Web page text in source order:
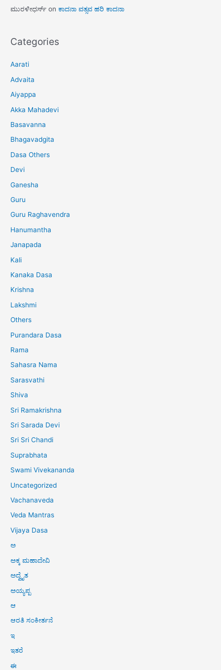
ಮುರಳೀಧರ್ಸ್ onಕಾದನಾ ವತ್ಸವ ಹರಿ ಕಾದನಾ
Categories
Aarati
Advaita
Aiyappa
Akka Mahadevi
Basavanna
Bhagavadgita
Dasa Others
Devi
Ganesha
Guru
Guru Raghavendra
Hanumantha
Janapada
Kali
Kanaka Dasa
Krishna
Lakshmi
Others
Purandara Dasa
Rama
Sahasra Nama
Sarasvathi
Shiva
Sri Ramakrishna
Sri Sarada Devi
Sri Sri Chandi
Suprabhata
Swami Vivekananda
Uncategorized
Vachanaveda
Veda Mantras
Vijaya Dasa
ಅ
ಅಕ್ಕ ಮಹಾದೇವಿ
ಅದ್ವೈತ
ಅಯ್ಯಪ್ಪ
ಆ
ಆರತಿ ಸಂಕೀರ್ತನೆ
ಇ
ಇತರೆ
ಈ